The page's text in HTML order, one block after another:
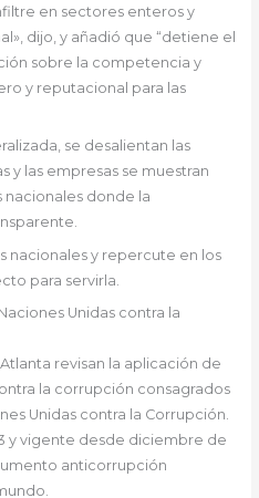
en sectores enteros y
dijo, y añadió que “detiene el
sobre la competencia y
y reputacional para las
se desalientan las
y las empresas se muestran
nacionales donde la
nacionales y repercute en los
para servirla.
Unidas contra la
revisan la aplicación de
la corrupción consagrados
Unidas contra la Corrupción.
y vigente desde diciembre de
anticorrupción